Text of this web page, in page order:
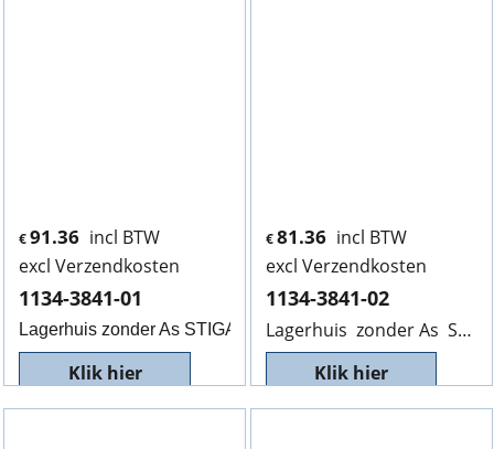
€ 91.36 incl BTW
excl Verzendkosten
1134-3841-01
Lagerhuis zonder As STIGA 1134-3841-01, V.R. WL 5
Klik hier
€81.36 incl BTW
excl Verzendkosten
1134-3841-02
Lagerhuis zonder As STIGA 1134-3841-02, V.R, WL 3
Klik hier